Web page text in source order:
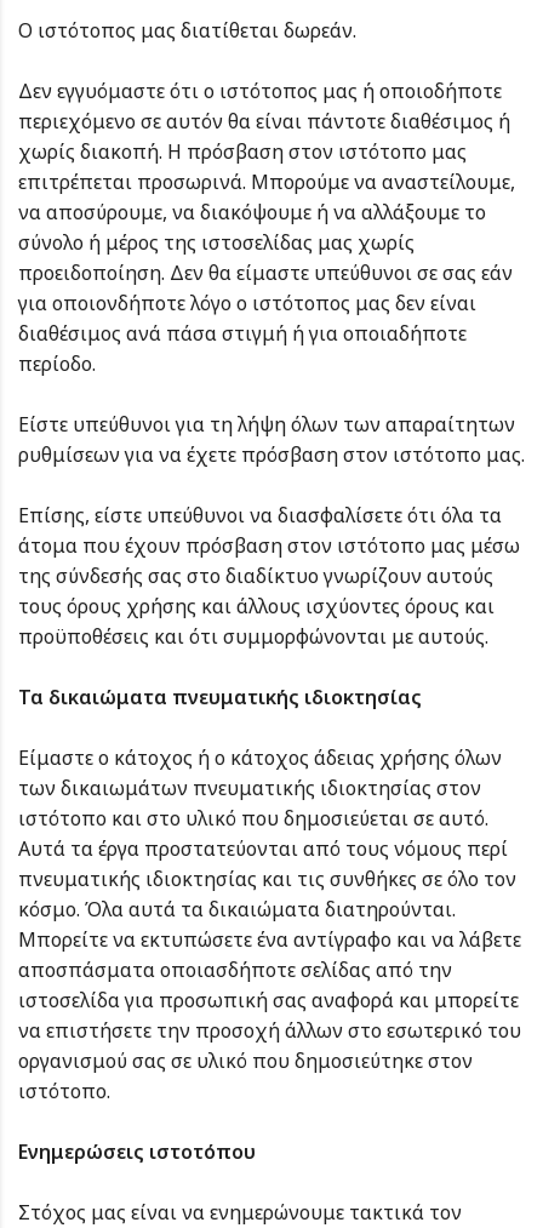
Ο ιστότοπος μας διατίθεται δωρεάν.
Δεν εγγυόμαστε ότι ο ιστότοπος μας ή οποιοδήποτε
περιεχόμενο σε αυτόν θα είναι πάντοτε διαθέσιμος ή
χωρίς διακοπή. Η πρόσβαση στον ιστότοπο μας
επιτρέπεται προσωρινά. Μπορούμε να αναστείλουμε,
να αποσύρουμε, να διακόψουμε ή να αλλάξουμε το
σύνολο ή μέρος της ιστοσελίδας μας χωρίς
προειδοποίηση. Δεν θα είμαστε υπεύθυνοι σε σας εάν
για οποιονδήποτε λόγο ο ιστότοπος μας δεν είναι
διαθέσιμος ανά πάσα στιγμή ή για οποιαδήποτε
περίοδο.
Είστε υπεύθυνοι για τη λήψη όλων των απαραίτητων
ρυθμίσεων για να έχετε πρόσβαση στον ιστότοπο μας.
Επίσης, είστε υπεύθυνοι να διασφαλίσετε ότι όλα τα
άτομα που έχουν πρόσβαση στον ιστότοπο μας μέσω
της σύνδεσής σας στο διαδίκτυο γνωρίζουν αυτούς
τους όρους χρήσης και άλλους ισχύοντες όρους και
προϋποθέσεις και ότι συμμορφώνονται με αυτούς.
Τα δικαιώματα πνευματικής ιδιοκτησίας
Είμαστε ο κάτοχος ή ο κάτοχος άδειας χρήσης όλων
των δικαιωμάτων πνευματικής ιδιοκτησίας στον
ιστότοπο και στο υλικό που δημοσιεύεται σε αυτό.
Αυτά τα έργα προστατεύονται από τους νόμους περί
πνευματικής ιδιοκτησίας και τις συνθήκες σε όλο τον
κόσμο. Όλα αυτά τα δικαιώματα διατηρούνται.
Μπορείτε να εκτυπώσετε ένα αντίγραφο και να λάβετε
αποσπάσματα οποιασδήποτε σελίδας από την
ιστοσελίδα για προσωπική σας αναφορά και μπορείτε
να επιστήσετε την προσοχή άλλων στο εσωτερικό του
οργανισμού σας σε υλικό που δημοσιεύτηκε στον
ιστότοπο.
Ενημερώσεις ιστοτόπου
Στόχος μας είναι να ενημερώνουμε τακτικά τον